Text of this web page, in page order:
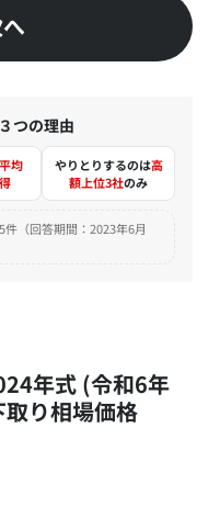
つの理由
平均
やりとりするのは高
額上位3社のみ
（回答期間：2023年6月
年式 (令和6年
り相場価格